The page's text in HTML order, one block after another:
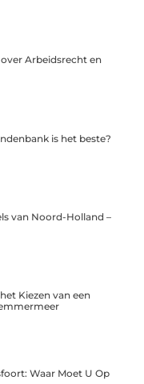
Arbeidsrecht en
is het beste?
van Noord-Holland –
Kiezen van een
Waar Moet U Op